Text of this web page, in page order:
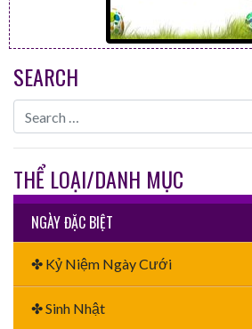
SEARCH
THỂ LOẠI/DANH MỤC
NGÀY ĐẶC BIỆT
✤ Kỷ Niệm Ngày Cưới
✤ Sinh Nhật